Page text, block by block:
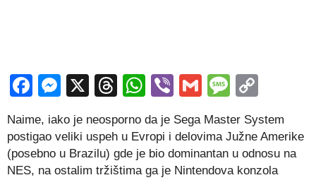
Facebook
Messenger
X Threads
WhatsApp
ViberGmail
Naime, iako je neosporno da je Sega Master System
postigao veliki uspeh u Evropi i delovima Južne Amerike
(posebno u Brazilu) gde je bio dominantan u odnosu na
NES, na ostalim tržištima ga je Nintendova konzola